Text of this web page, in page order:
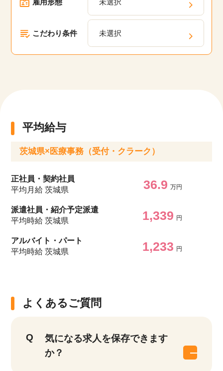
す。 雇用形態 未選択
こだわり条件 未選択
平均給与
茨城県×医療事務（受付・クラーク）
正社員・契約社員
平均月給 茨城県
36.9 万円
派遣社員・紹介予定派遣
平均時給 茨城県
1,339 円
アルバイト・パート
平均時給 茨城県
1,233 円
よくあるご質問
気になる求人を保存できます
か？